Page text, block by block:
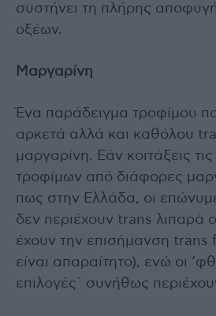
συστήνει τη πλήρης
οξέων.
Μαργαρίνη
Ένα παράδειγμα τροφίμου
αρκετά αλλά και καθόλου
μαργαρίνη. Εάν κοιτάξεις τις
τροφίμων από διάφορες
πως στην Ελλάδα, οι
δεν περιέχουν trans λιπαρά
έχουν την επισήμανση trans
είναι απαραίτητο), ενώ οι
επιλογές΄ συνήθως